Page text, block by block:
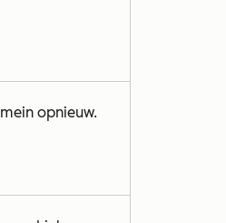
opnieuw.